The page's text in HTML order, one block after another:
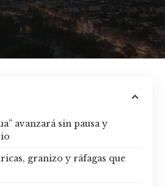
avanzará sin pausa y
granizo y ráfagas que